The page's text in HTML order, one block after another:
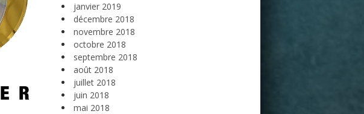
janvier 2019
décembre 2018
novembre 2018
octobre 2018
septembre 2018
août 2018
juillet 2018
juin 2018
mai 2018